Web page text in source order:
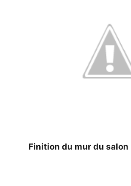
Finition du mur du salon